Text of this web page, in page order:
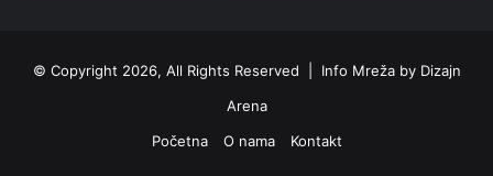
© Copyright 2026, All Rights Reserved | Info Mreža by Dizajn
Arena
Početna
O nama Kontakt